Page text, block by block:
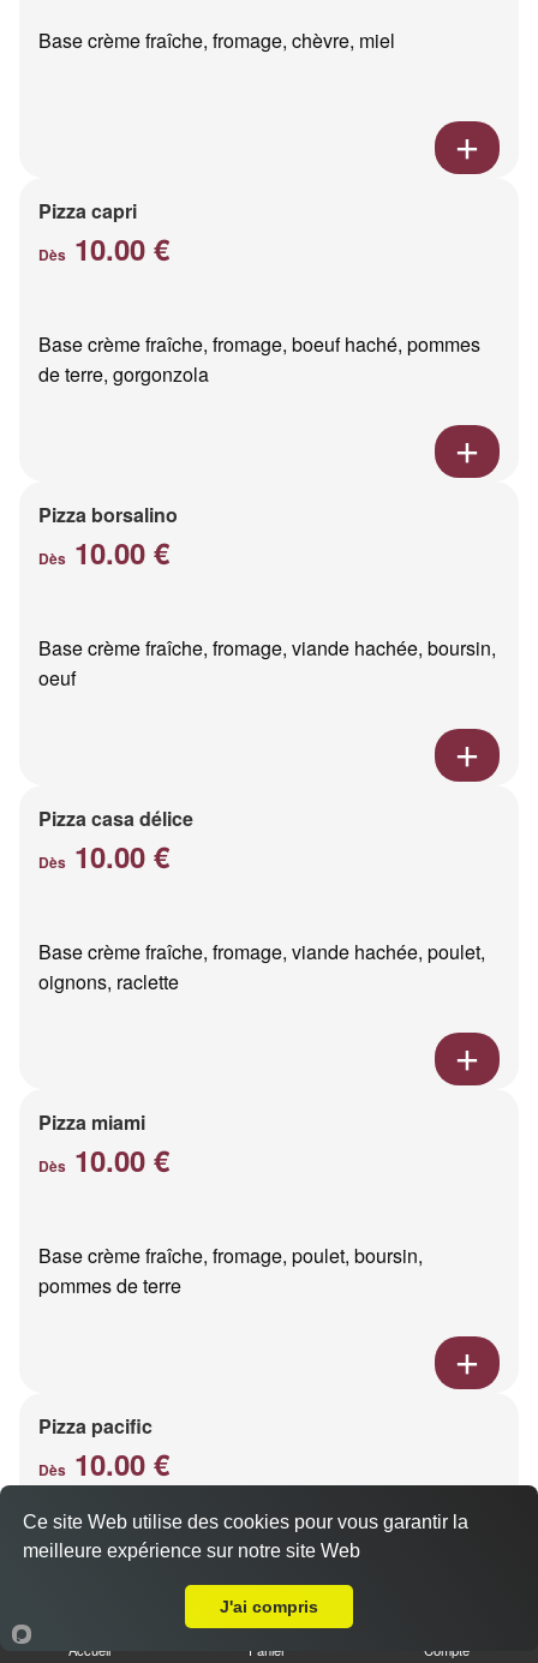
Base crème fraîche, fromage, chèvre, miel
Pizza capri
Dès 10.00 €
Base crème fraîche, fromage, boeuf haché, pommes
de terre, gorgonzola
Pizza borsalino
Dès 10.00 €
Base crème fraîche, fromage, viande hachée, boursin,
oeuf
Pizza casa délice
Dès 10.00 €
Base crème fraîche, fromage, viande hachée, poulet,
oignons, raclette
Pizza miami
Dès 10.00 €
Base crème fraîche, fromage, poulet, boursin,
pommes de terre
Pizza pacific
Dès 10.00 €
Base crème fraîche, fromage, saumon fumé
Accueil Panier Compte
Ce site Web utilise des cookies pour vous garantir la
meilleure expérience sur notre site Web
J'ai compris